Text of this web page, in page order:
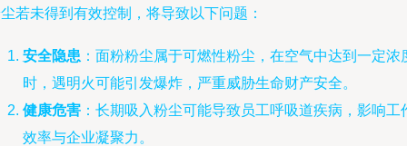
若未得到有效控制，将导致以下问题：
安全隐患 ：面粉粉尘属于可燃性粉尘，在空气中达到一定浓
时，遇明火可能引发爆炸，严重威胁生命财产安全。
健康危害 ：长期吸入粉尘可能导致员工呼吸道疾病，影响工
效率与企业凝聚力。